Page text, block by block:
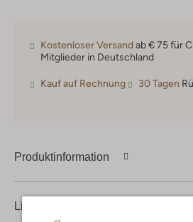
Kostenloser Versandab € 75 für
Mitglieder in Deutschland
Kauf auf Rechnung 30 Tagen
Produktinformation
Lieferung & Rückgabe